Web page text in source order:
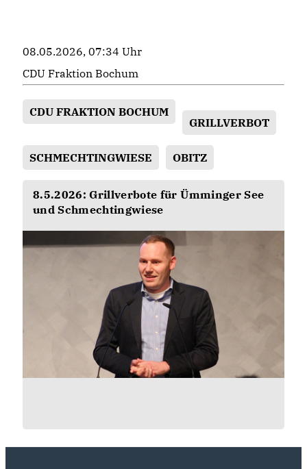
08.05.2026, 07:34 Uhr
CDU Fraktion Bochum
CDU FRAKTION BOCHUM
GRILLVERBOT
SCHMECHTINGWIESE OBITZ
8.5.2026: Grillverbote für Ümminger See
und Schmechtingwiese